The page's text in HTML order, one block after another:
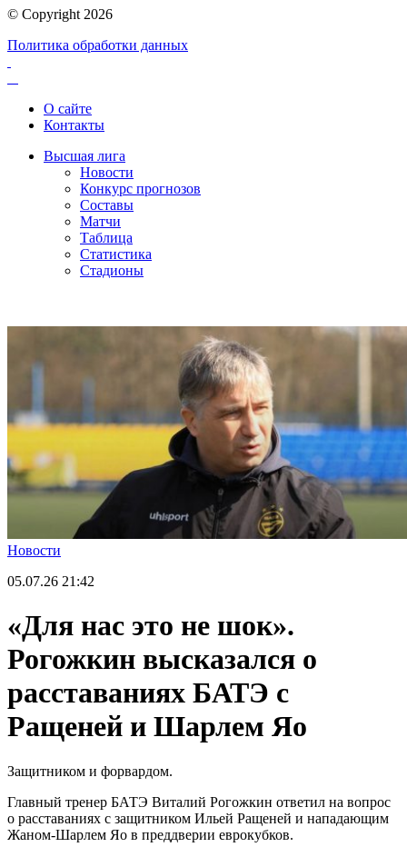
© Copyright 2026
Политика обработки данных
О сайте
Контакты
Высшая лига
Новости
Конкурс прогнозов
Составы
Матчи
Таблица
Статистика
Стадионы
Новости
05.07.26 21:42
«Для нас это не шок».
Рогожкин высказался о
расставаниях БАТЭ с
Ращеней и Шарлем Яо
Защитником и форвардом.
Главный тренер БАТЭ Виталий Рогожкин ответил на вопрос
о расставаниях с защитником Ильей Ращеней и нападающим
Жаном-Шарлем Яо в преддверии еврокубков.